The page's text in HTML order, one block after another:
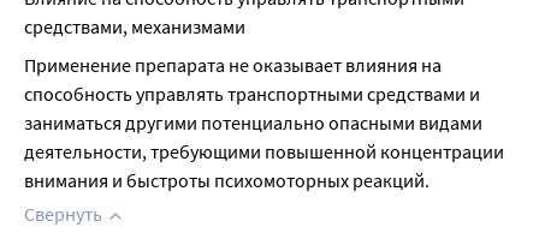
средствами, механизмами
Применение препарата не оказывает влияния на
способность управлять транспортными средствами и
заниматься другими потенциально опасными видами
деятельности, требующими повышенной концентрации
внимания и быстроты психомоторных реакций.
Свернуть